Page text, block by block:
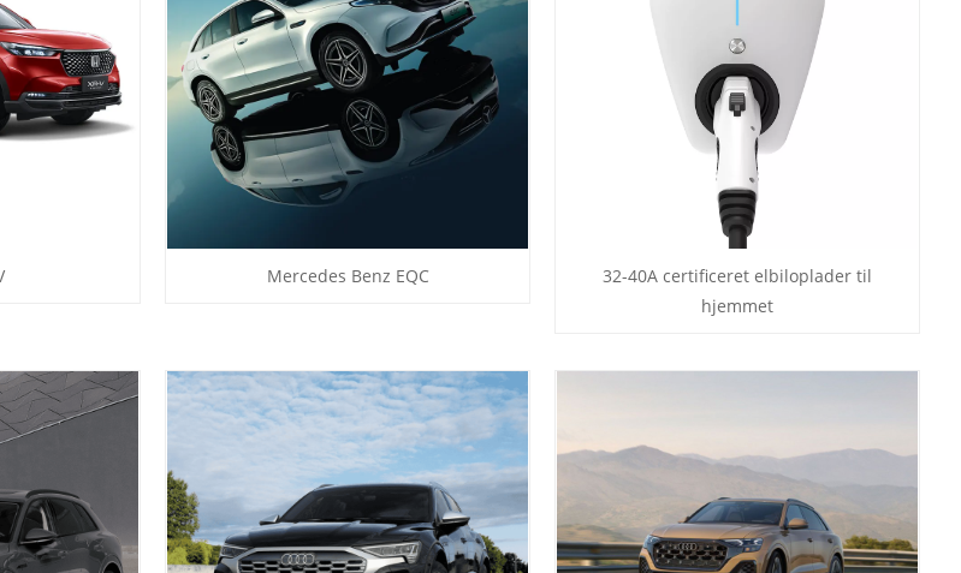
Mercedes Benz EQC
32-40A certificeret elbiloplader til
hjemmet